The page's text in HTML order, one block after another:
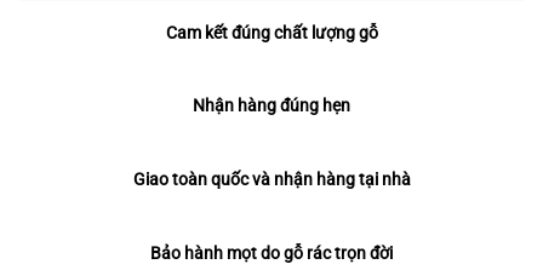
Cam kết đúng chất lượng gỗ
Nhận hàng đúng hẹn
Giao toàn quốc và nhận hàng tại nhà
Bảo hành mọt do gỗ rác trọn đời